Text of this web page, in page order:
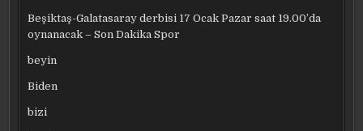
Beşiktaş-Galatasaray derbisi 17 Ocak Pazar saat 19.00’da
oynanacak – Son Dakika Spor
beyin
Biden
bizi